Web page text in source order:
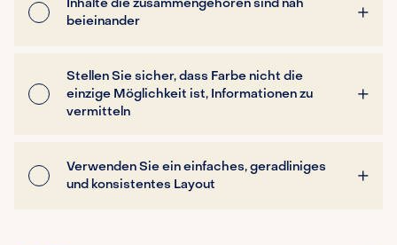
beieinander
Stellen Sie sicher, dass Farbe nicht die
einzige Möglichkeit ist, Informationen zu
vermitteln
Verwenden Sie ein einfaches, geradliniges
und konsistentes Layout